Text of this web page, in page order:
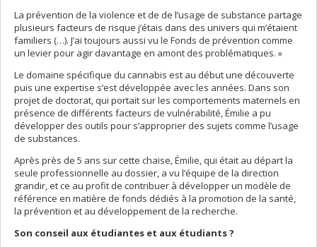
La prévention de la violence et de de l’usage de substance partage
plusieurs facteurs de risque j’étais dans des univers qui m’étaient
familiers (…). J’ai toujours aussi vu le Fonds de prévention comme
un levier pour agir davantage en amont des problématiques. »
Le domaine spécifique du cannabis est au début une découverte
puis une expertise s’est développée avec les années. Dans son
projet de doctorat, qui portait sur les comportements maternels en
présence de différents facteurs de vulnérabilité, Émilie a pu
développer des outils pour s’approprier des sujets comme l’usage
de substances.
Après près de 5 ans sur cette chaise, Émilie, qui était au départ la
seule professionnelle au dossier, a vu l’équipe de la direction
grandir, et ce au profit de contribuer à développer un modèle de
référence en matière de fonds dédiés à la promotion de la santé,
la prévention et au développement de la recherche.
Son conseil aux étudiantes et aux étudiants ?